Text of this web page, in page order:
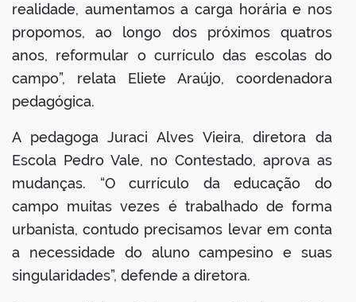
realidade, aumentamos a carga horária e nos
propomos, ao longo dos próximos quatros
anos, reformular o currículo das escolas do
campo”, relata Eliete Araújo, coordenadora
pedagógica.
A pedagoga Juraci Alves Vieira, diretora da
Escola Pedro Vale, no Contestado, aprova as
mudanças. “O currículo da educação do
campo muitas vezes é trabalhado de forma
urbanista, contudo precisamos levar em conta
a necessidade do aluno campesino e suas
singularidades”, defende a diretora.